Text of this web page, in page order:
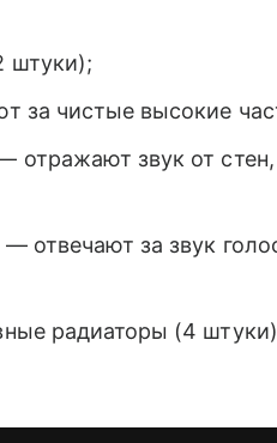
штуки);
за чистые высокие
звук от стен,
отвечают за звук
радиаторы (4